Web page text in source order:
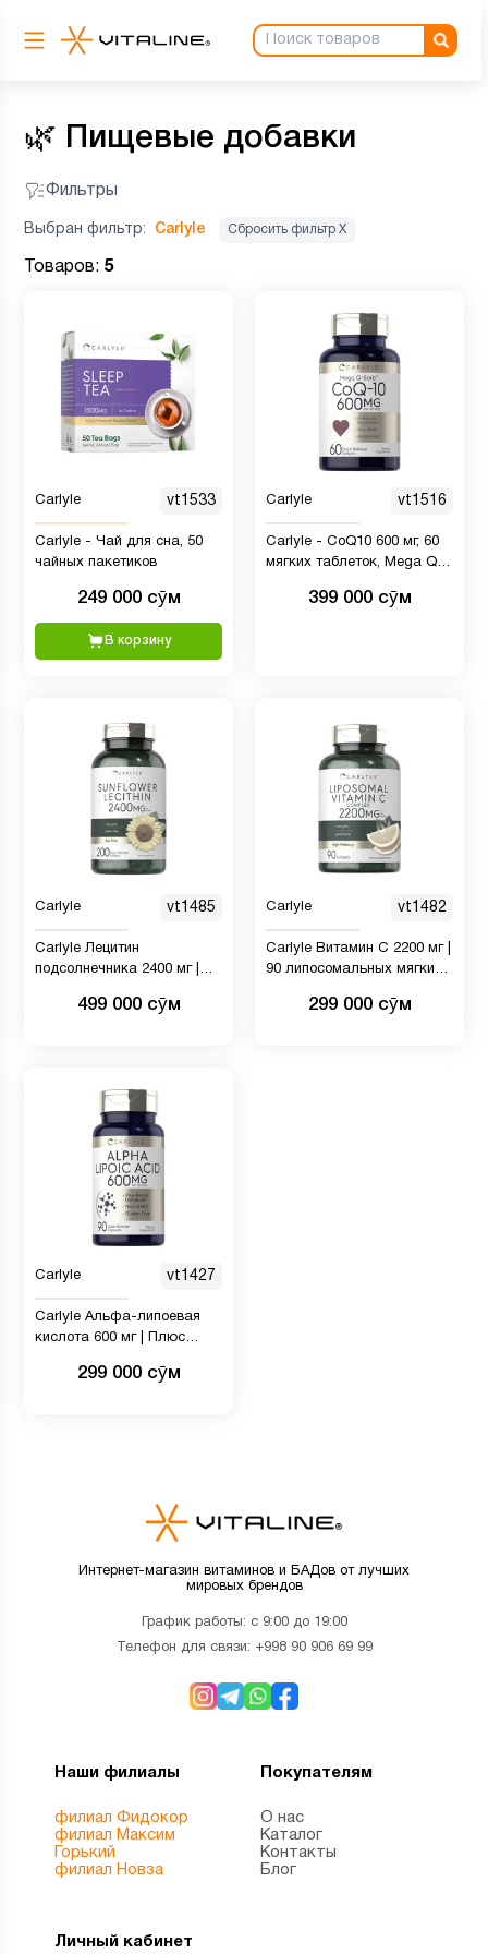
🌿 Пищевые добавки
Фильтры
Выбран фильтр: Carlyle Сбросить фильтр Х
Товаров: 5
Carlyle vt1533
Carlyle - Чай для сна, 50
чайных пакетиков
249 000 сӯм
В корзину
Carlyle vt1516
Carlyle - CoQ10 600 мг, 60
мягких таблеток, Mega Q-
экстрактом черного перца
399 000 сӯм
Carlyle vt1485
Carlyle Лецитин
подсолнечника 2400 мг |
499 000 сӯм
Carlyle vt1482
Carlyle Витамин С 2200 мг |
90 липосомальных мягких
299 000 сӯм
Carlyle vt1427
Carlyle Альфа-липоевая
кислота 600 мг | Плюс
капсул | Добавка без ГМО
299 000 сӯм
Интернет-магазин витаминов и БАДов от лучших
мировых брендов
График работы: с 9:00 до 19:00
Телефон для связи: +998 90 906 69 99
Наши филиалы
филиал Фидокор
филиал Максим
Горький
филиал Новза
Покупателям
О нас
Каталог
Контакты
Блог
Личный кабинет